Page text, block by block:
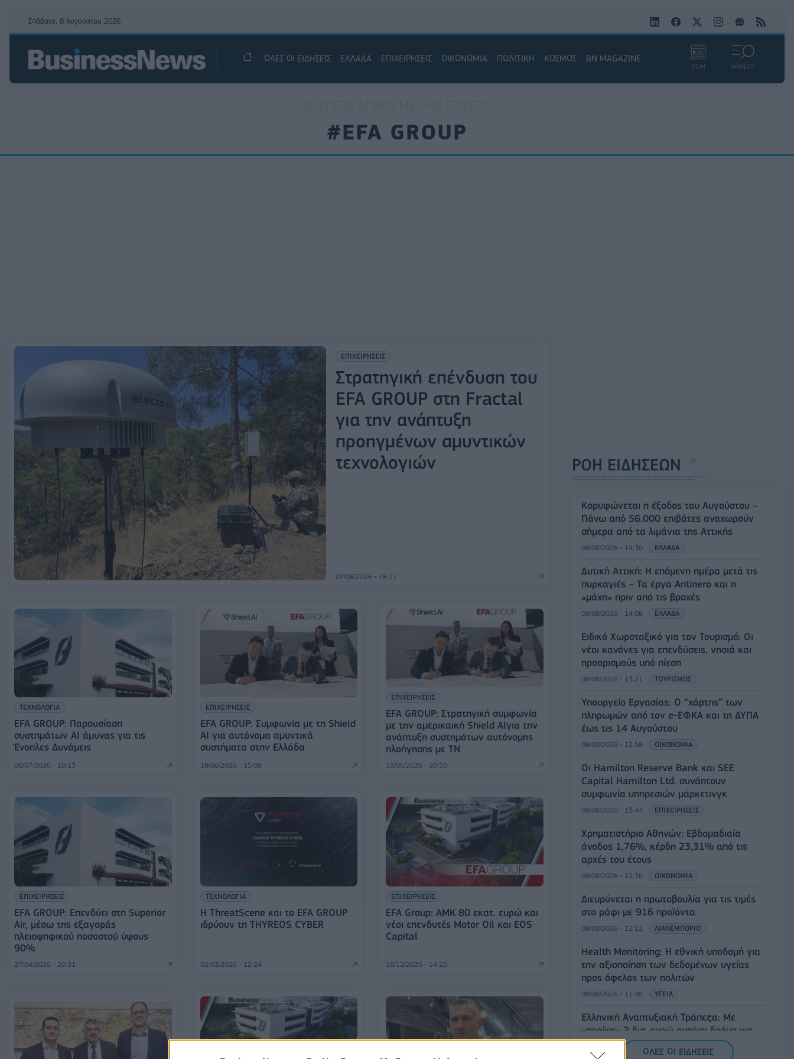
Σάββατο, 8 Αυγούστου 2026
ΟΛΕΣ ΟΙ ΕΙΔΗΣΕΙΣ ΕΛΛΑΔΑ ΕΠΙΧΕΙΡΗΣΕΙΣ ΟΙΚΟΝΟΜΙΑ ΠΟΛΙΤΙΚΗ ΚΟΣΜΟΣ BN MAGAZINE
ΡΟΗ ΜΕΝΟΥ
#EFA GROUP
ΕΠΙΧΕΙΡΗΣΕΙΣ
Στρατηγική επένδυση του
EFA GROUP στη Fractal
για την ανάπτυξη
προηγμένων αμυντικών
τεχνολογιών
07/08/2026 - 16:11
ΤΕΧΝΟΛΟΓΙΑ
EFA GROUP: Παρουσίαση
συστημάτων AI άμυνας για τις
Ένοπλες Δυνάμεις
06/07/2026 - 10:13
ΕΠΙΧΕΙΡΗΣΕΙΣ
EFA GROUP: Συμφωνία με τη Shield
AI για αυτόνομα αμυντικά
συστήματα στην Ελλάδα
18/06/2026 - 15:08
ΕΠΙΧΕΙΡΗΣΕΙΣ
EFA GROUP: Στρατηγική συμφωνία
με την αμερικαική Shield AIγια την
ανάπτυξη συστημάτων αυτόνομης
πλοήγησης με ΤΝ
16/06/2026 - 20:50
ΕΠΙΧΕΙΡΗΣΕΙΣ
EFA GROUP: Επενδύει στη Superior
Air, μέσω της εξαγοράς
πλειοψηφικού ποσοστού ύψους
90%
27/04/2026 - 20:31
ΤΕΧΝΟΛΟΓΙΑ
Η ThreatScene και το EFA GROUP
ιδρύουν τη THYREOS CYBER
02/03/2026 - 12:24
ΕΠΙΧΕΙΡΗΣΕΙΣ
EFA Group: ΑΜΚ 80 εκατ. ευρώ και
νέοι επενδυτές Motor Oil και EOS
Capital
16/12/2025 - 14:25
ΡΟΗ ΕΙΔΗΣΕΩΝ
Κορυφώνεται η έξοδος του Αυγούστου –
Πάνω από 56.000 επιβάτες αναχωρούν
σήμερα από τα λιμάνια της Αττικής
08/08/2026 - 14:30 ΕΛΛΑΔΑ
Δυτική Αττική: Η επόμενη ημέρα μετά τις
πυρκαγιές – Τα έργα Antinero και η
«μάχη» πριν από τις βροχές
08/08/2026 - 14:08 ΕΛΛΑΔΑ
Ειδικό Χωροταξικό για τον Τουρισμό: Οι
νέοι κανόνες για επενδύσεις, νησιά και
προορισμούς υπό πίεση
08/08/2026 - 13:21 ΤΟΥΡΙΣΜΟΣ
Υπουργείο Εργασίας: Ο “χάρτης” των
πληρωμών από τον e-ΕΦΚΑ και τη ΔΥΠΑ
έως τις 14 Αυγούστου
08/08/2026 - 12:58 ΟΙΚΟΝΟΜΙΑ
Οι Hamilton Reserve Bank και SEE
Capital Hamilton Ltd. συνάπτουν
συμφωνία υπηρεσιών μάρκετινγκ
08/08/2026 - 13:44 ΕΠΙΧΕΙΡΗΣΕΙΣ
Χρηματιστήριο Αθηνών: Εβδομαδιαία
άνοδος 1,76%, κέρδη 23,31% από τις
αρχές του έτους
08/08/2026 - 12:36 ΟΙΚΟΝΟΜΙΑ
Διευρύνεται η πρωτοβουλία για τις τιμές
στο ράφι με 916 προϊόντα
08/08/2026 - 12:12 ΛΙΑΝΕΜΠΟΡΙΟ
Health Monitoring: Η εθνική υποδομή για
την αξιοποίηση των δεδομένων υγείας
προς όφελος των πολιτών
08/08/2026 - 11:48 ΥΓΕΙΑ
Ελληνική Αναπτυξιακή Τράπεζα: Με
«προίκα» 2 δισ. ευρώ ανοίγει δρόμο για
δάνεια έως 5 δισ. σε μικρομεσαίες
ΟΛΕΣ ΟΙ ΕΙΔΗΣΕΙΣ